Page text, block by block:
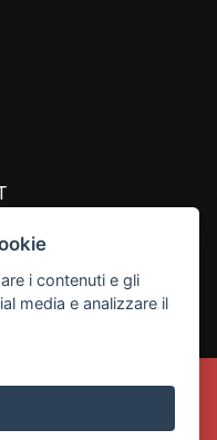
i contenuti e gli
media e analizzare il